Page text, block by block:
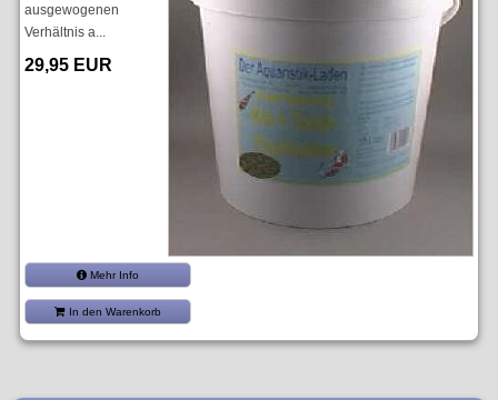
ausgewogenen
Verhältnis a...
29,95 EUR
Mehr Info
In den Warenkorb